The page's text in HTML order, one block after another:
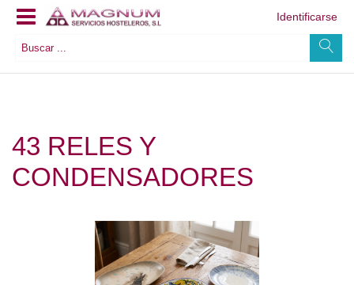
Identificarse
43 RELES Y
CONDENSADORES